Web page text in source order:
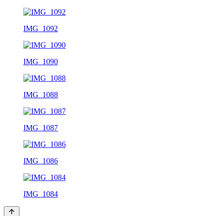
IMG_1092
IMG_1090
IMG_1088
IMG_1087
IMG_1086
IMG_1084